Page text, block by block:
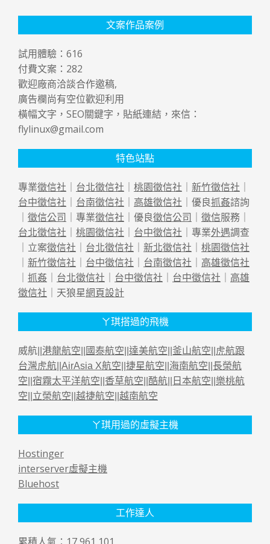
文案作品案例
試用體驗： 616
付費文案： 282
歡迎廠商洽談合作邀稿,
廣告欄尚有空位歡迎利用
橫幅文字，SEO關鍵字，貼紙連結，來信：
flylinux@gmail.com
特色站點
專業徵信社 台北徵信社 桃園徵信社 新竹徵信社
台中徵信社
台南徵信社 高雄徵信社 ｜優良抓姦諮詢
徵信公司 ｜專業徵信社 ｜優良徵信公司 徵信服務｜
台北徵信社
桃園徵信社 台中徵信社 ｜專業外遇調查
｜立案徵信社 台北徵信社 新北徵信社
桃園徵信社
新竹徵信社 台中徵信社 台南徵信社
高雄徵信社
抓姦 台北徵信社 台中徵信社 台中徵信社
高雄
徵信社 ｜天狼星網頁設計
ㄚ琪搭過的飛機
威航|| 港龍航空 國泰航空 達美航空 釜山航空 虎航跟
台灣虎航 AirAsia X航空 捷星航空 海南航空 長榮航
空 宿霧太平洋航空 香草航空 酷航 日本航空 樂桃航
空 立榮航空 越捷航空 越南航空
ㄚ琪用過的虛擬主機
Hostinger
interserver虛擬主機
Bluehost
工作達人